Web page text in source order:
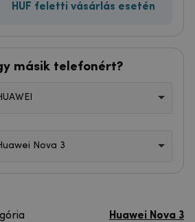
HUF feletti vásárlás esetén
másik telefonért?
Nova 3
Huawei Nova 3